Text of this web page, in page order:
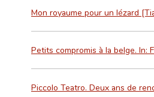
Mon royaume pour un lézard
Petits compromis à la belge. In:
Piccolo Teatro. Deux ans de